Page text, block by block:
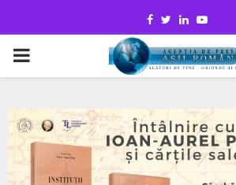
Facebook
TwitterLinkedin
PRIMARY